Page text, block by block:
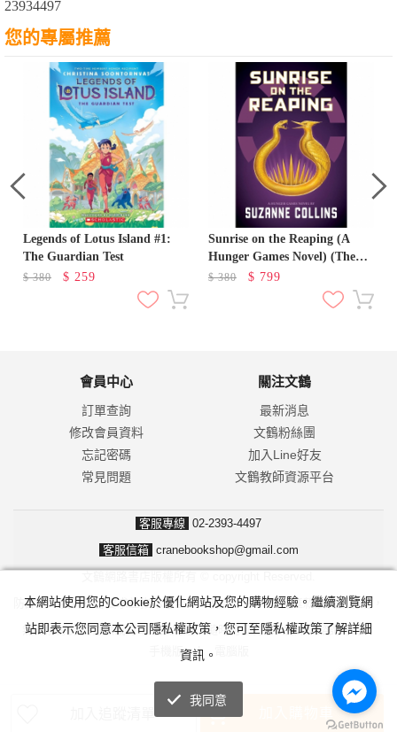
加入追蹤清單
23934497
您的專屬推薦
Legends of Lotus Island #1:
The Guardian Test
$380 $ 259
Sunrise on the Reaping (A
Hunger Games Novel) (The
Hunger Games)
$380 $ 799
會員中心
訂單查詢
修改會員資料
忘記密碼
常見問題
關注文鶴
最新消息
文鶴粉絲團
加入Line好友
文鶴教師資源平台
客服專線 02-2393-4497
客服信箱 cranebookshop@gmail.com
防詐騙！我們不會要求並指示您至ATM操作。ATM只有匯款及轉帳功能，
無法解除分期付款或訂單錯誤問題。隨時可撥打165反詐騙諮詢專線。
手機版 |
本網站使用您的Cookie於優化網站及您的購物經驗。繼續瀏覽網
站即表示您同意本公司隱私權政策，您可至隱私權政策了解詳細
資訊。
我同意